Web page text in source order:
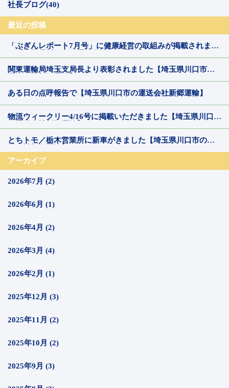
社長ブログ(40)
最近の投稿
「ぶぎんレポート7月号」に健康経営の取組みが掲載されまし
関東運輸局埼玉支局長より表彰されました【埼玉県川口市の
ある日の点呼報告で【埼玉県川口市の運送会社新郷運輸】
物流ウィークリー4/16号に掲載いただきました【埼玉県川口市
とちトモ／栃木営業所に新車がきました【埼玉県川口市の運
アーカイブ
2026年7月 (2)
2026年6月 (1)
2026年4月 (2)
2026年3月 (4)
2026年2月 (1)
2025年12月 (3)
2025年11月 (2)
2025年10月 (2)
2025年9月 (3)